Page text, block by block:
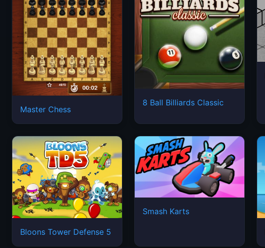
Master Chess
8 Ball Billiards Classic
Bloons Tower Defense 5
Smash Karts